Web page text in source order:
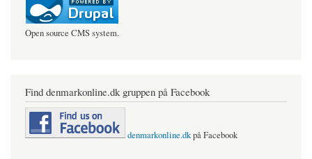
Open source CMS system.
Find denmarkonline.dk gruppen på Facebook
denmarkonline.dkpå Facebook